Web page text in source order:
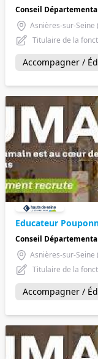
Conseil
Asnières-sur-Seine
Titulaire de la
Accompagner /
Educateur
Conseil
Asnières-sur-Seine
Titulaire de la
Accompagner /